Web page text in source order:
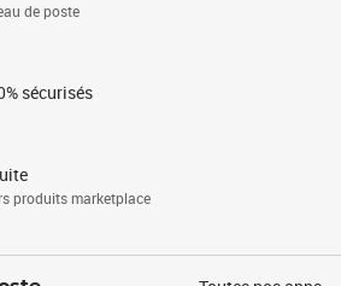
de poste
sécurisés
produits marketplace